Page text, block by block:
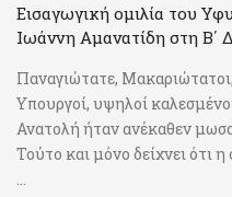
Εισαγωγική ομιλία του
Ιωάννη Αμανατίδη στη Β΄
Παναγιώτατε,
Υπουργοί, υψηλοί
Ανατολή ήταν ανέκαθεν
Τούτο και μόνο δείχνει
...